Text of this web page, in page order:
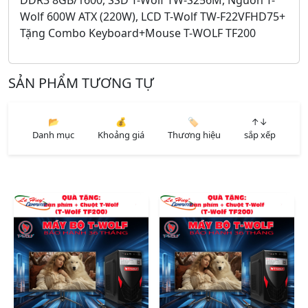
Wolf 600W ATX (220W), LCD T-Wolf TW-F22VFHD75+
Tặng Combo Keyboard+Mouse T-WOLF TF200
SẢN PHẨM TƯƠNG TỰ
📂
Danh mục
💰
Khoảng giá
🏷️
Thương hiệu
↑↓
sắp xếp